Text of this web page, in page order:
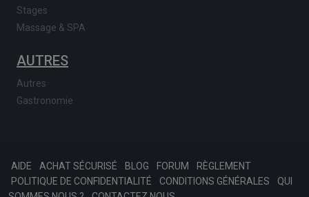
Stages
Massage & SPA
AUTRES
Autres
Gastronomie
AIDE ACHAT SÉCURISÉ BLOG FORUM
RÈGLEMENT
POLITIQUE DE CONFIDENTIALITÉ
CONDITIONS GÉNÉRALES
QUI